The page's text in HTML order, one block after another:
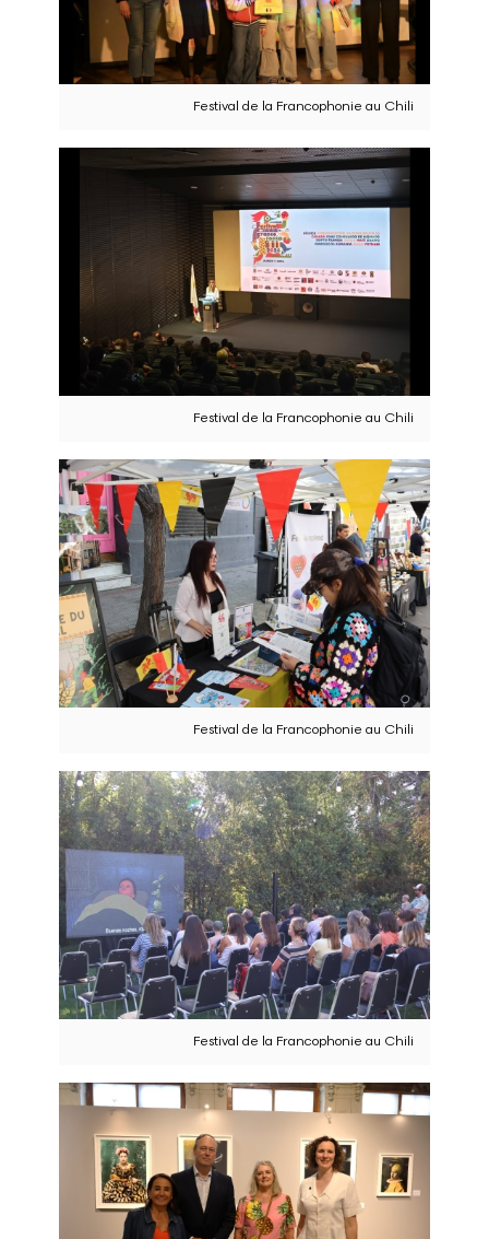
Festival de la Francophonie au Chili
Festival de la Francophonie au Chili
Festival de la Francophonie au Chili
Festival de la Francophonie au Chili